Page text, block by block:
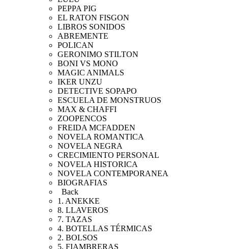
PEPPA PIG
EL RATON FISGON
LIBROS SONIDOS
ABREMENTE
POLICAN
GERONIMO STILTON
BONI VS MONO
MAGIC ANIMALS
IKER UNZU
DETECTIVE SOPAPO
ESCUELA DE MONSTRUOS
MAX & CHAFFI
ZOOPENCOS
FREIDA MCFADDEN
NOVELA ROMANTICA
NOVELA NEGRA
CRECIMIENTO PERSONAL
NOVELA HISTORICA
NOVELA CONTEMPORANEA
BIOGRAFIAS
Back
1. ANEKKE
8. LLAVEROS
7. TAZAS
4. BOTELLAS TÉRMICAS
2. BOLSOS
5. FIAMBRERAS